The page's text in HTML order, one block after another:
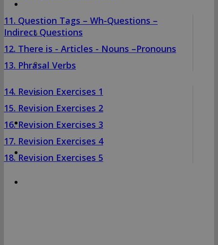
LRN PAST PAPERS
MOCK INTERVIEW VIDEOS
AWARDS INTERNATIONAL PAST PAPERS
ΝΕΑ
ΕΠΙΚΟΙΝΩΝΙΑ
11. Question Tags – Wh-Questions –
Indirect Questions
12. There is - Articles - Nouns –Pronouns
13. Phrasal Verbs
14. Revision Exercises 1
15. Revision Exercises 2
16. Revision Exercises 3
17. Revision Exercises 4
18. Revision Exercises 5